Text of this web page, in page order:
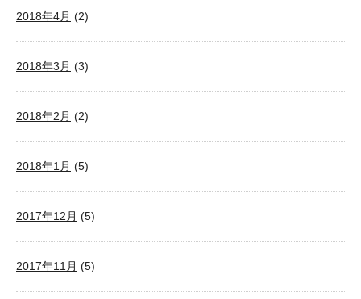
2018年4月 (2)
2018年3月 (3)
2018年2月 (2)
2018年1月 (5)
2017年12月 (5)
2017年11月 (5)